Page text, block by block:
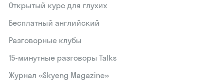
Открытый курс для глухих
Бесплатный английский
Разговорные клубы
15‑минутные разговоры Talks
Журнал «Skyeng Magazine»